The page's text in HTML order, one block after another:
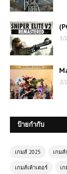
5/
2/
ป้ายกำกับ
เกมส์ 2025 เกม
เกมส์เค้าเตอร์ เ
เกมส์ออ
สนุกสุดมั
เกมส์ออน
เกมจำลอ
เกมส์ออ